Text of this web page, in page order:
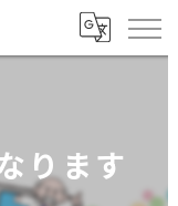
ります